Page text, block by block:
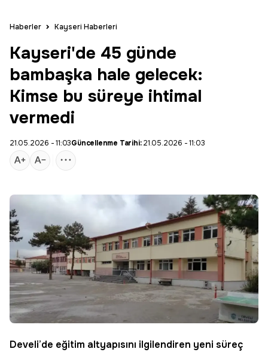
Haberler Kayseri Haberleri
Kayseri'de 45 günde
bambaşka hale gelecek:
Kimse bu süreye ihtimal
vermedi
21.05.2026 - 11:03Güncellenme Tarihi:21.05.2026 - 11:03
Develi’de eğitim altyapısını ilgilendiren yeni süreç